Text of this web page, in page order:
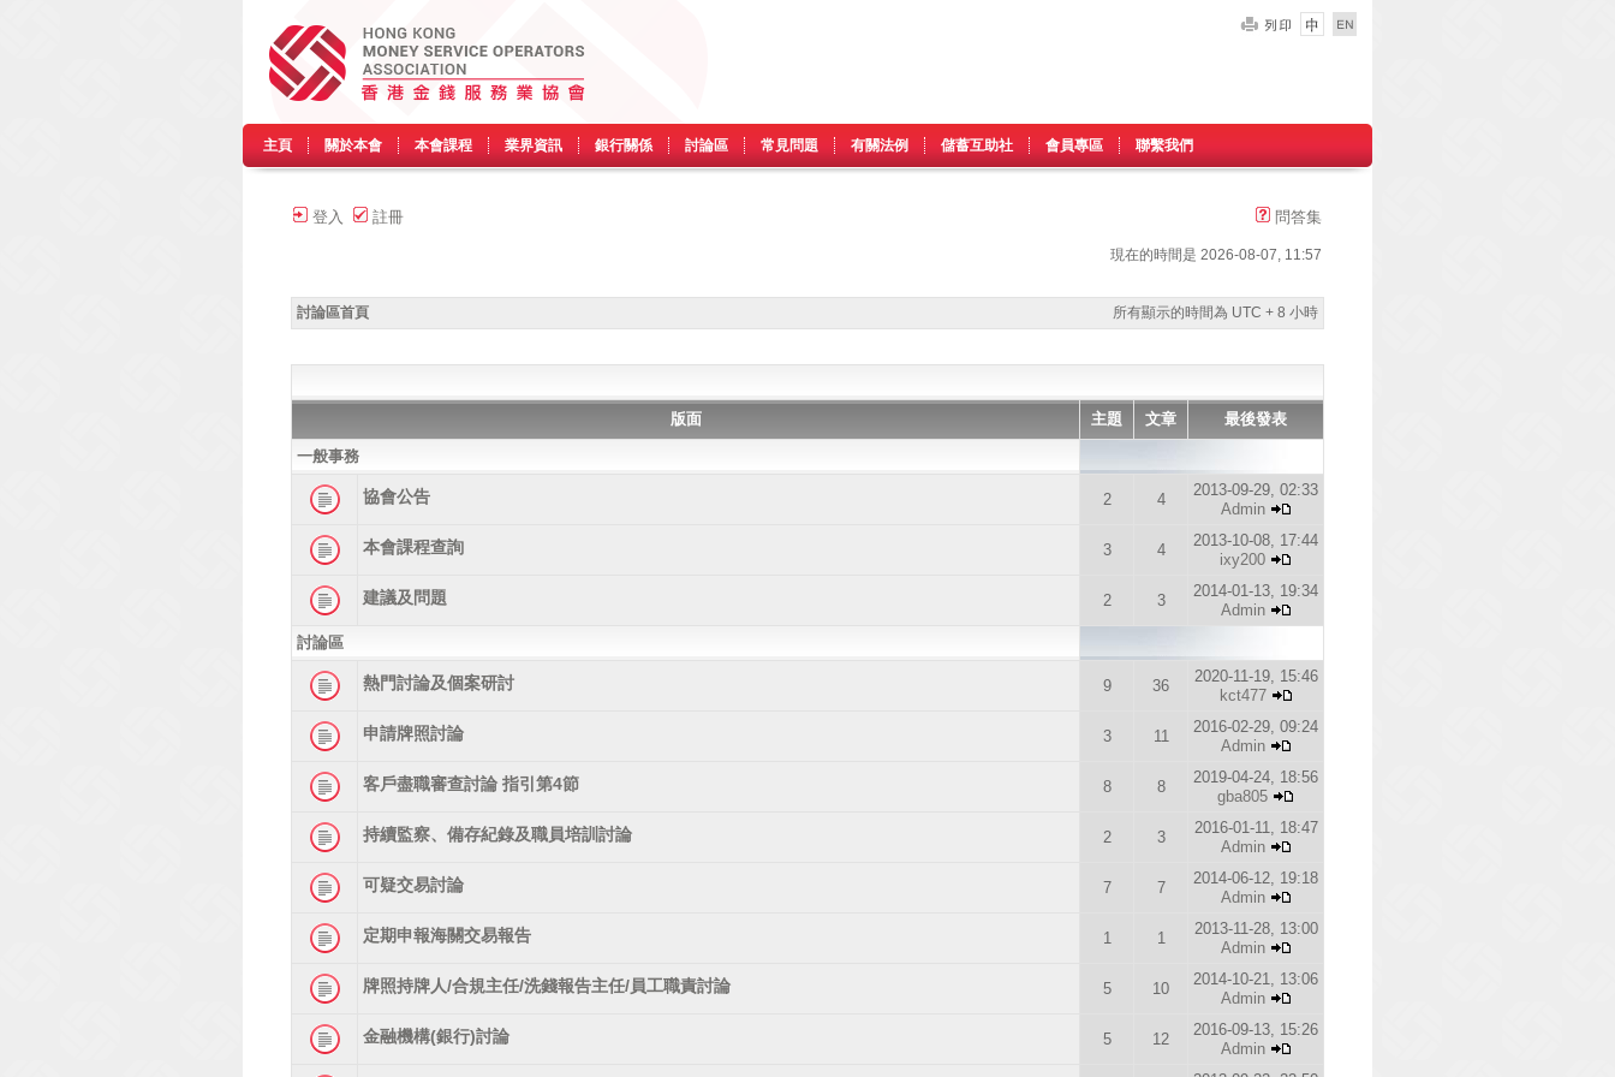
主頁 關於本會 本會課程 業界資訊 銀行關係 討論區 常見問題 有關法例 儲蓄互助社 會員專區 聯繫我們
登入 註冊 問答集
現在的時間是 2026-08-07, 11:57
討論區首頁 所有顯示的時間為 UTC + 8 小時
版面 主題 文章 最後發表
一般事務
協會公告 2 4
2013-09-29, 02:33
Admin
本會課程查詢 3 4
2013-10-08, 17:44
ixy200
建議及問題 2 3
2014-01-13, 19:34
Admin
討論區
熱門討論及個案研討 9 36
2020-11-19, 15:46
kct477
申請牌照討論 3 11
2016-02-29, 09:24
Admin
客戶盡職審查討論 指引第4節 8 8
2019-04-24, 18:56
gba805
持續監察、備存紀錄及職員培訓討論 2 3
2016-01-11, 18:47
Admin
可疑交易討論 7 7
2014-06-12, 19:18
Admin
定期申報海關交易報告 1 1
2013-11-28, 13:00
Admin
牌照持牌人/合規主任/洗錢報告主任/員工職責討論 5 10
2014-10-21, 13:06
Admin
金融機構(銀行)討論 5 12
2016-09-13, 15:26
Admin